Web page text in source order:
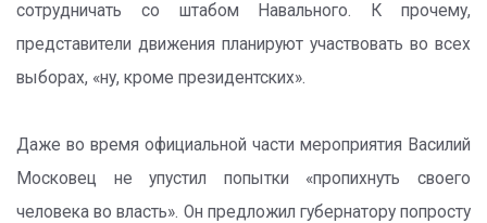
сотрудничать со штабом Навального. К прочему,
представители движения планируют участвовать во всех
выборах, «ну, кроме президентских».
Даже во время официальной части мероприятия Василий
Московец не упустил попытки «пропихнуть своего
человека во власть». Он предложил губернатору попросту